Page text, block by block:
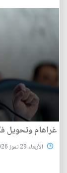
غراهام وتحويل
الأربعاء 29 تموز 2026